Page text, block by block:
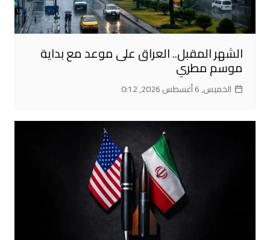
الشهر المقبل.. العراق على موعد مع بداية
موسم مطري
الخميس, 6 أغسطس 2026, 0:12